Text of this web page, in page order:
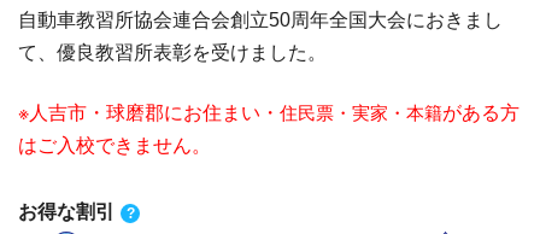
自動車教習所協会連合会創立50周年全国大会におきまし
て、優良教習所表彰を受けました。
※人吉市・球磨郡にお住まい・ 住民票・実家・本籍がある方
はご入校できません。
お得な割引 ?